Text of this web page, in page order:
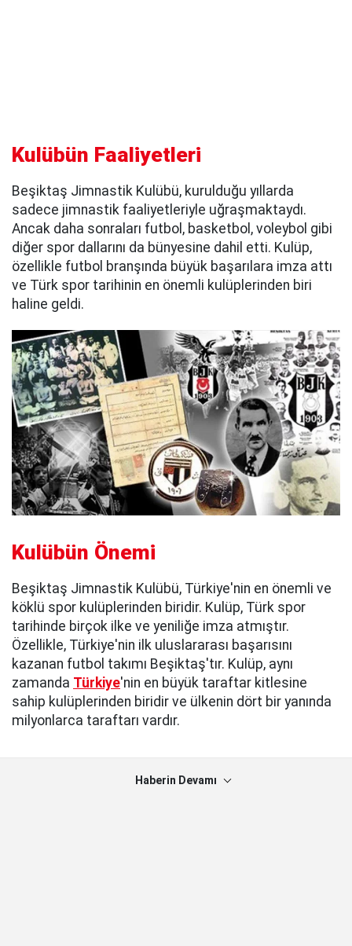
Kulübün Faaliyetleri
Beşiktaş Jimnastik Kulübü, kurulduğu yıllarda
sadece jimnastik faaliyetleriyle uğraşmaktaydı.
Ancak daha sonraları futbol, basketbol, voleybol gibi
diğer spor dallarını da bünyesine dahil etti. Kulüp,
özellikle futbol branşında büyük başarılara imza attı
ve Türk spor tarihinin en önemli kulüplerinden biri
haline geldi.
Kulübün Önemi
Beşiktaş Jimnastik Kulübü, Türkiye'nin en önemli ve
köklü spor kulüplerinden biridir. Kulüp, Türk spor
tarihinde birçok ilke ve yeniliğe imza atmıştır.
Özellikle, Türkiye'nin ilk uluslararası başarısını
kazanan futbol takımı Beşiktaş'tır. Kulüp, aynı
zamanda Türkiye'nin en büyük taraftar kitlesine
sahip kulüplerinden biridir ve ülkenin dört bir yanında
milyonlarca taraftarı vardır.
Haberin Devamı